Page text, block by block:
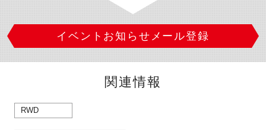
イベントお知らせメール登録
関連情報
RWD